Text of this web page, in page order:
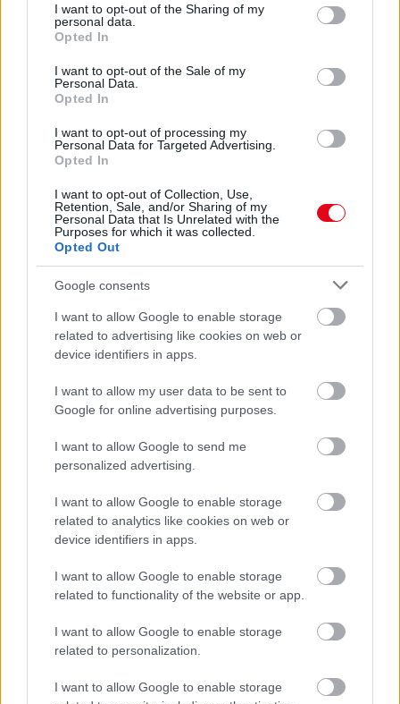
not limited to your visit or usage behaviour. You may click to
grant or deny consent to Google and its third-party tags to
use your data for below specified purposes in below Google
consent section.
I want to opt-out of the Sharing of my
personal data.
Opted In
I want to opt-out of the Sale of my
Personal Data.
Opted In
I want to opt-out of processing my
Personal Data for Targeted Advertising.
Opted In
I want to opt-out of Collection, Use,
Retention, Sale, and/or Sharing of my
Personal Data that Is Unrelated with the
Purposes for which it was collected.
Opted Out
Google consents
I want to allow Google to enable storage
related to advertising like cookies on web or
device identifiers in apps.
I want to allow my user data to be sent to
Google for online advertising purposes.
I want to allow Google to send me
personalized advertising.
I want to allow Google to enable storage
related to analytics like cookies on web or
device identifiers in apps.
I want to allow Google to enable storage
related to functionality of the website or app.
I want to allow Google to enable storage
related to personalization.
I want to allow Google to enable storage
Érdemes odafigyelni rá
24 óra
A takarítószakértők szerint ezt a dolgot soha ne tedd
a mosogatógépbe
Egyre több embernél jelentkezik ez a hiányállapot – az